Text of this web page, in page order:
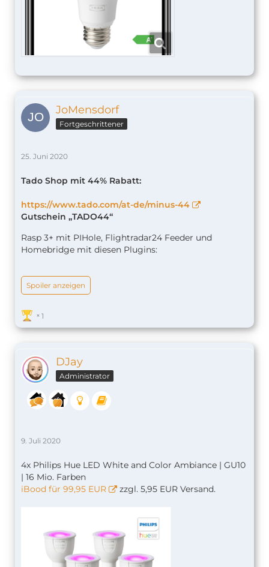
JoMensdorf
Fortgeschrittener
25. Juni 2020
Tado Shop mit 44% Rabatt:
https://www.tado.com/at-de/minus-44
Gutschein „TADO44“
Rasp 3+ mit PIHole, Flightradar24 Feeder und
Homebridge mit diesen Plugins:
Spoiler anzeigen
1
DJay
Administrator
9. Juli 2020
4x Philips Hue LED White and Color Ambiance | GU10
| 16 Mio. Farben
iBood für 99,95 EUR
zzgl. 5,95 EUR Versand.